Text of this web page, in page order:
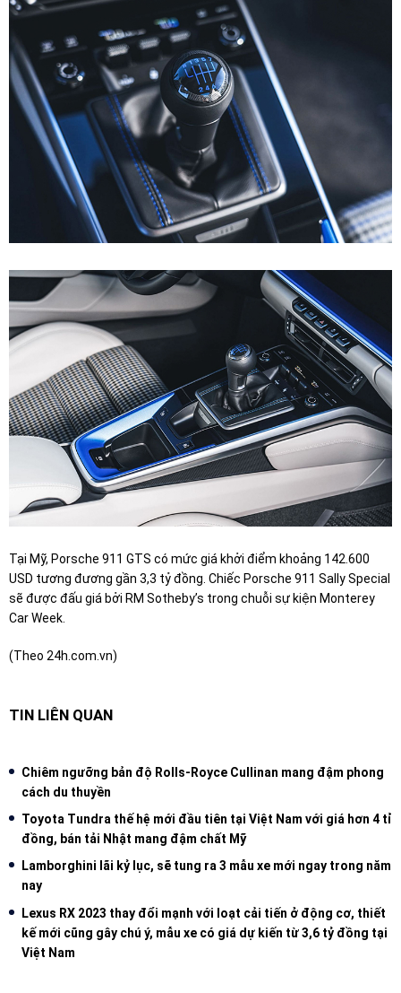
Tại Mỹ, Porsche 911 GTS có mức giá khởi điểm khoảng 142.600
USD tương đương gần 3,3 tỷ đồng. Chiếc Porsche 911 Sally Special
sẽ được đấu giá bởi RM Sotheby’s trong chuỗi sự kiện Monterey
Car Week.
(Theo 24h.com.vn)
TIN LIÊN QUAN
Chiêm ngưỡng bản độ Rolls-Royce Cullinan mang đậm phong
cách du thuyền
Toyota Tundra thế hệ mới đầu tiên tại Việt Nam với giá hơn 4 tỉ
đồng, bán tải Nhật mang đậm chất Mỹ
Lamborghini lãi kỷ lục, sẽ tung ra 3 mẫu xe mới ngay trong năm
nay
Lexus RX 2023 thay đổi mạnh với loạt cải tiến ở động cơ, thiết
kế mới cũng gây chú ý, mẫu xe có giá dự kiến từ 3,6 tỷ đồng tại
Việt Nam